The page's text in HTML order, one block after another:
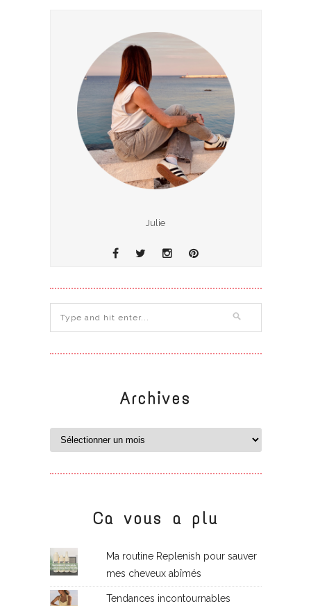
Julie
Archives
Ca vous a plu
Ma routine Replenish pour sauver
mes cheveux abîmés
Tendances incontournables